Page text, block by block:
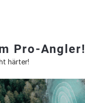
Pro-Angler!
härter!